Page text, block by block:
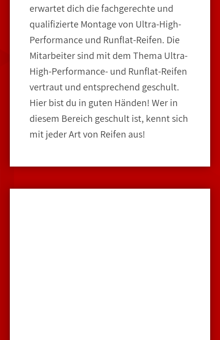
erwartet dich die fachgerechte und
qualifizierte Montage von Ultra-High-
Performance und Runflat-Reifen. Die
Mitarbeiter sind mit dem Thema Ultra-
High-Performance- und Runflat-Reifen
vertraut und entsprechend geschult.
Hier bist du in guten Händen! Wer in
diesem Bereich geschult ist, kennt sich
mit jeder Art von Reifen aus!